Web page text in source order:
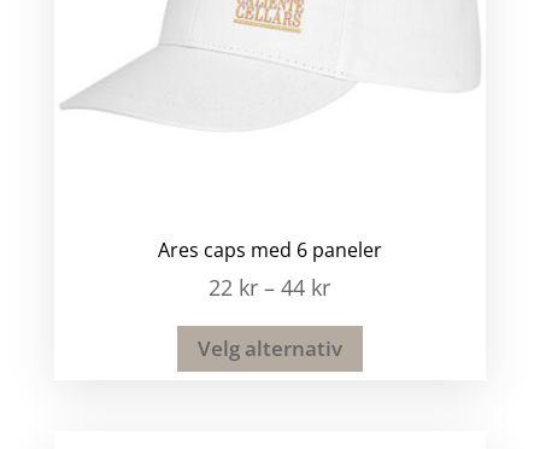
Ares caps med 6 paneler
22 kr –44 kr
Velg alternativ